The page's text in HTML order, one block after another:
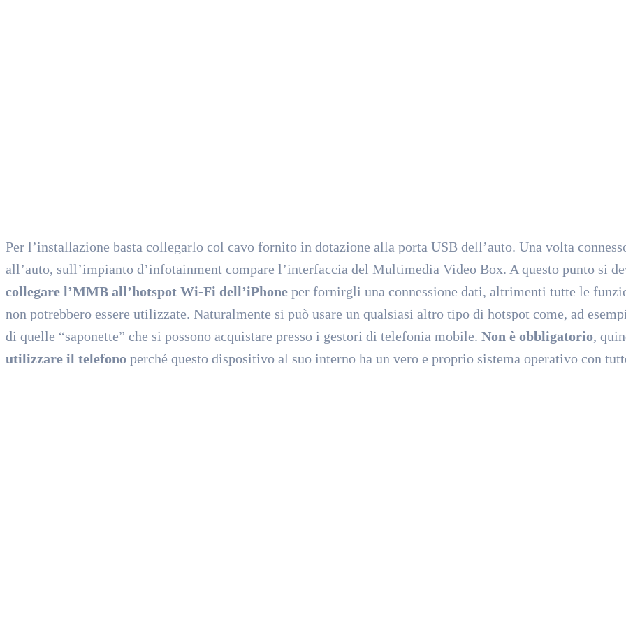
Per l’installazione basta collegarlo col cavo fornito in dotazione alla porta USB dell’auto. Una volta
all’auto, sull’impianto d’infotainment compare l’interfaccia del Multimedia Video Box. A questo punto si
collegare l’MMB all’hotspot Wi-Fi dell’iPhone per fornirgli una connessione dati, altrimenti tutte le
non potrebbero essere utilizzate. Naturalmente si può usare un qualsiasi altro tipo di hotspot come, ad
di quelle “saponette” che si possono acquistare presso i gestori di telefonia mobile. Non è obbligatorio,
utilizzare il telefono perché questo dispositivo al suo interno ha un vero e proprio sistema operativo con